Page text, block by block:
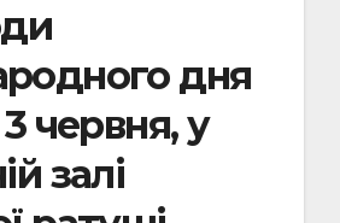
дня
червня, у
залі